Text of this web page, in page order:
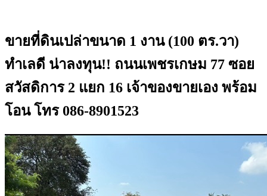
ขายที่ดินเปล่าขนาด 1 งาน (100 ตร.วา)
ทำเลดี น่าลงทุน!! ถนนเพชรเกษม 77 ซอย
สวัสดิการ 2 แยก 16 เจ้าของขายเอง พร้อม
โอน โทร 086-8901523